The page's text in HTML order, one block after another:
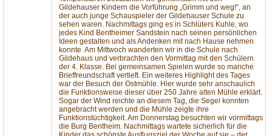
Gildehauser Kindern die Vorführung „Grimm und weg!“, an
der auch junge Schauspieler der Gildehauser Schule zu
sehen waren. Nachmittags ging es in Schlüters Kuhle, wo
jedes Kind Bentheimer Sandstein nach seinen persönlichen
Ideen gestalten und als Andenken mit nach Hause nehmen
konnte. Am Mittwoch wanderten wir in die Schule nach
Gildehaus und verbrachten den Vormittag mit den Schülern
der 4. Klasse. Bei gemeinsamen Spielen wurde so manche
Brieffreundschaft vertieft. Ein weiteres Highlight des Tages
war der Besuch der Ostmühle. Hier wurde sehr anschaulich
die Funktionsweise dieser über 250 Jahre alten Mühle erklärt.
Sogar der Wind reichte an diesem Tag, die Segel konnten
angebracht werden und die Mühle zeigte ihre
Funktionstüchtigkeit. Am Donnerstag besuchten wir vormittags
die Burg Bentheim. Nachmittags wartete sicherlich für die